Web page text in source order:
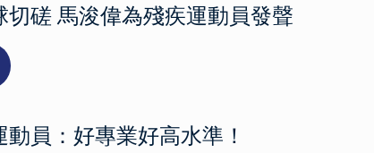
磋 馬浚偉為殘疾運動員發聲
員：好專業好高水準！